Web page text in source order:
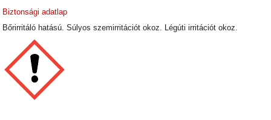
Biztonsági adatlap
Bőrirritáló hatású. Súlyos szemirritációt okoz. Légúti irritációt okoz.